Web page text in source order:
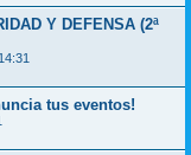
Y DEFENSA (2ª
tus eventos!